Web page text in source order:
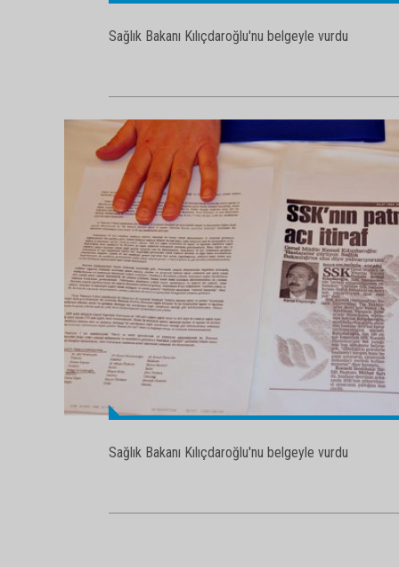
Sağlık Bakanı Kılıçdaroğlu'nu belgeyle vurdu
Sağlık Bakanı Kılıçdaroğlu'nu belgeyle vurdu